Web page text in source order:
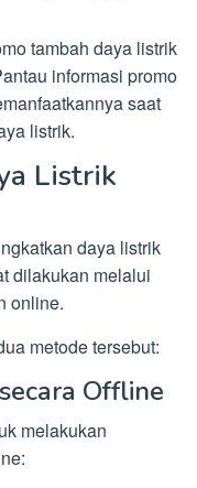
tambah daya listrik
informasi promo
saat
listrik.
Listrik
daya listrik
dilakukan melalui
online.
metode tersebut:
Offline
melakukan